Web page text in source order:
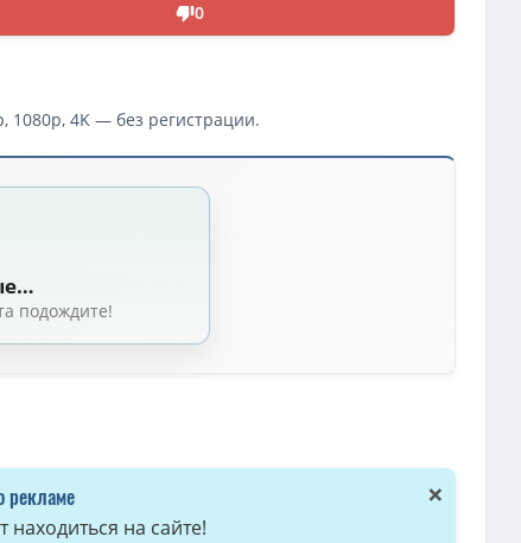
0
1080p, 4K — без регистрации.
подождите!
×
рекламе
на сайте!